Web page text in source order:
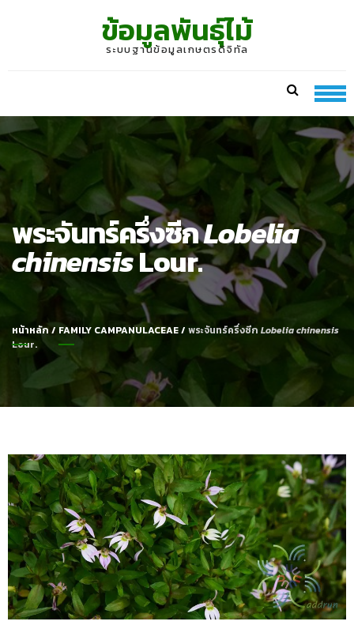
ข้อมูลพันธุ์ไม้
ระบบฐานข้อมูลเกษตรดิจิทัล
พระจันทร์ครึ่งซีกLobelia
chinensisLour.
หน้าหลัก / FAMILY CAMPANULACEAE/ พระจันทร์ครึ่งซีก Lobelia chinensis
Lour.